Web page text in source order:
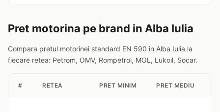
Pret motorina pe brand in Alba Iulia
Compara pretul motorinei standard EN 590 in Alba Iulia la
fiecare retea: Petrom, OMV, Rompetrol, MOL, Lukoil, Socar.
# RETEA PRET MINIM PRET MEDIU